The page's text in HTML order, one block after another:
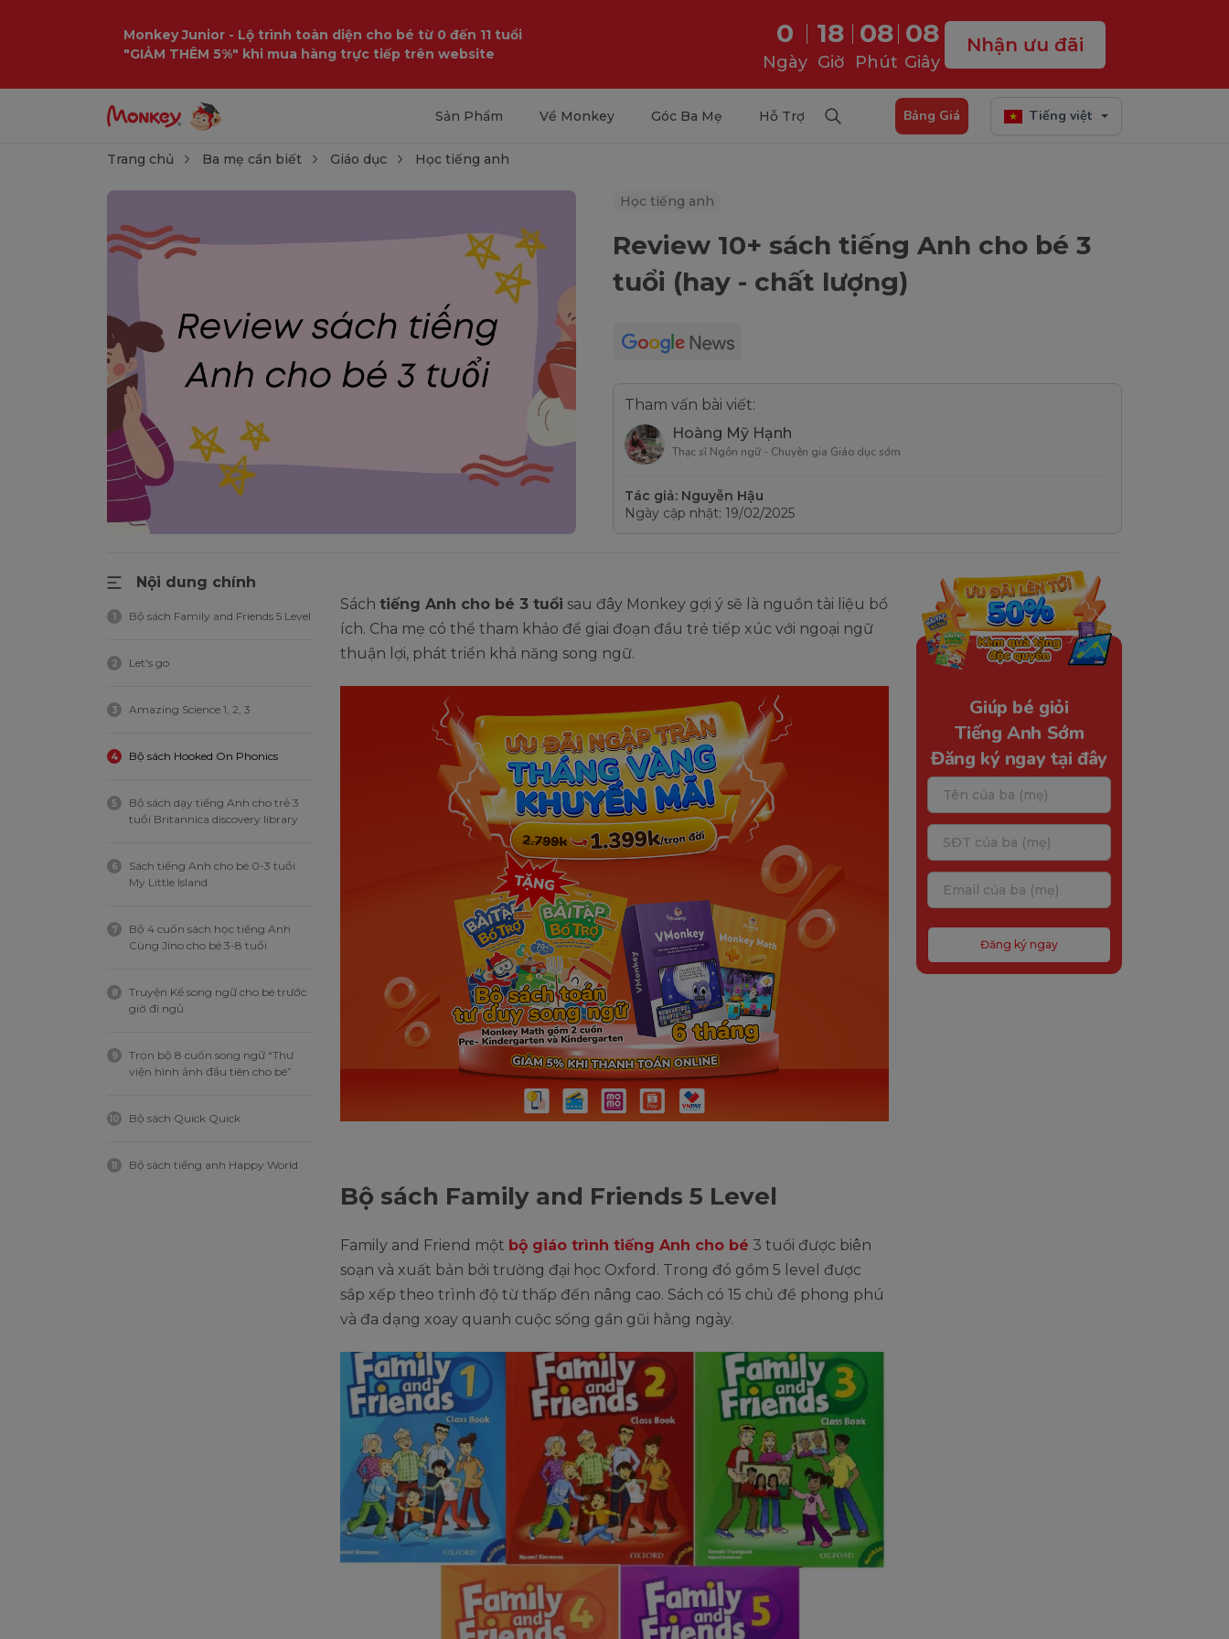
Monkey Junior - Lộ trình toàn diện cho bé từ 0 đến 11 tuổi
"GIẢM THÊM 5%" khi mua hàng trực tiếp trên website
0
Ngày
18
Giờ
08
Phút
06
Giây
Nhận ưu đãi
Sản Phẩm Về Monkey Góc Ba Mẹ Hỗ Trợ Bảng Giá Tiếng việt
Trang chủ Ba mẹ cần biết Giáo dục Học tiếng anh
Học tiếng anh
Review 10+ sách tiếng Anh cho bé 3
tuổi (hay - chất lượng)
Tham vấn bài viết:
Hoàng Mỹ Hạnh
Thạc sĩ Ngôn ngữ - Chuyên gia Giáo dục sớm
Tác giả: Nguyễn Hậu
Ngày cập nhật: 19/02/2025
Nội dung chính
1 Bộ sách Family and Friends 5 Level
2 Let's go
3 Amazing Science 1, 2, 3
4 Bộ sách Hooked On Phonics
5
Bộ sách dạy tiếng Anh cho trẻ 3
tuổi Britannica discovery library
6
Sách tiếng Anh cho bé 0-3 tuổi
My Little Island
7
Bộ 4 cuốn sách học tiếng Anh
Cùng Jino cho bé 3-8 tuổi
8
Truyện Kể song ngữ cho bé trước
giờ đi ngủ
9
Trọn bộ 8 cuốn song ngữ “Thư
viện hình ảnh đầu tiên cho bé”
10 Bộ sách Quick Quick
11 Bộ sách tiếng anh Happy World
Sách tiếng Anh cho bé 3 tuổi sau đây Monkey gợi ý sẽ là nguồn tài liệu bổ
ích. Cha mẹ có thể tham khảo để giai đoạn đầu trẻ tiếp xúc với ngoại ngữ
thuận lợi, phát triển khả năng song ngữ.
Bộ sách Family and Friends 5 Level
Family and Friend một bộ giáo trình tiếng Anh cho bé 3 tuổi được biên
soạn và xuất bản bởi trường đại học Oxford. Trong đó gồm 5 level được
sắp xếp theo trình độ từ thấp đến nâng cao. Sách có 15 chủ đề phong phú
và đa dạng xoay quanh cuộc sống gần gũi hằng ngày.
Giúp bé giỏi
Tiếng Anh Sớm
Đăng ký ngay tại đây
Đăng ký ngay